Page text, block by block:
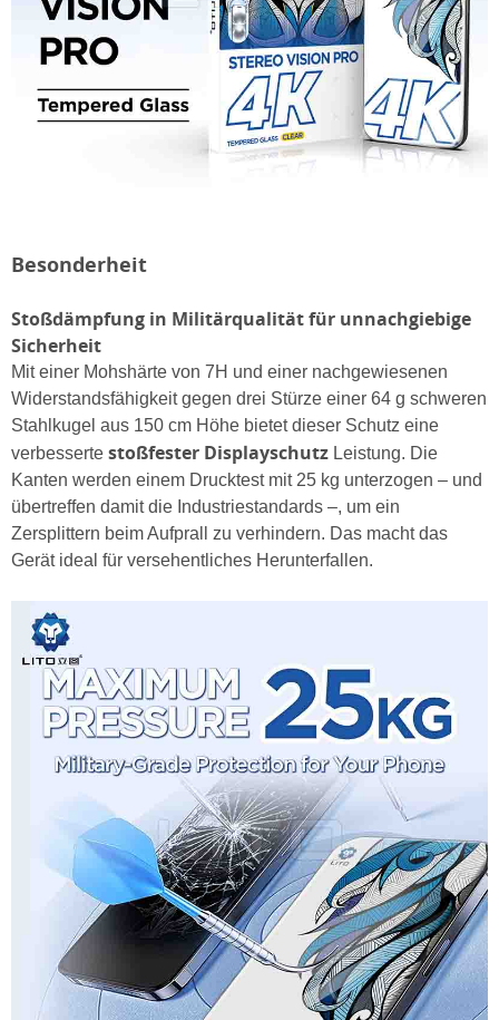
Besonderheit
Stoßdämpfung in Militärqualität für unnachgiebige
Sicherheit
Mit einer Mohshärte von 7H und einer nachgewiesenen
Widerstandsfähigkeit gegen drei Stürze einer 64 g schweren
Stahlkugel aus 150 cm Höhe bietet dieser Schutz eine
verbesserte stoßfester Displayschutz Leistung. Die
Kanten werden einem Drucktest mit 25 kg unterzogen – und
übertreffen damit die Industriestandards –, um ein
Zersplittern beim Aufprall zu verhindern. Das macht das
Gerät ideal für versehentliches Herunterfallen.